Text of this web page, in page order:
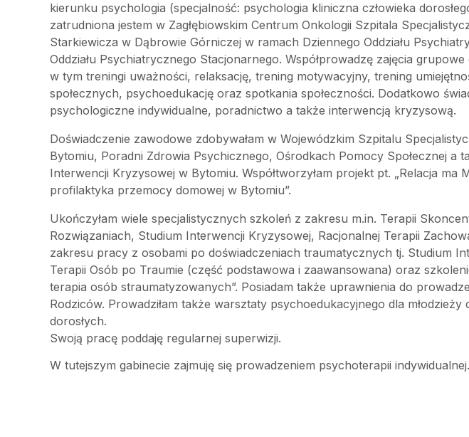
kierunku psychologia (specjalność: psychologia kliniczna człowieka
zatrudniona jestem w Zagłębiowskim Centrum Onkologii Szpitala
Starkiewicza w Dąbrowie Górniczej w ramach Dziennego Oddziału
Oddziału Psychiatrycznego Stacjonarnego. Współprowadzę zajęcia
w tym treningi uważności, relaksację, trening motywacyjny, trening
społecznych, psychoedukację oraz spotkania społeczności. Dodatkowo
psychologiczne indywidualne, poradnictwo a także interwencją kryzysową.
Doświadczenie zawodowe zdobywałam w Wojewódzkim Szpitalu
Bytomiu, Poradni Zdrowia Psychicznego, Ośrodkach Pomocy Społecznej a
Interwencji Kryzysowej w Bytomiu. Współtworzyłam projekt pt. „Relacja ma
profilaktyka przemocy domowej w Bytomiu”.
Ukończyłam wiele specjalistycznych szkoleń z zakresu m.in. Terapii
Rozwiązaniach, Studium Interwencji Kryzysowej, Racjonalnej Terapii
zakresu pracy z osobami po doświadczeniach traumatycznych tj. Studium
Terapii Osób po Traumie (część podstawowa i zaawansowana) oraz
terapia osób straumatyzowanych”. Posiadam także uprawnienia do
Rodziców. Prowadziłam także warsztaty psychoedukacyjnego dla młodzieży
dorosłych.
Swoją pracę poddaję regularnej superwizji.
W tutejszym gabinecie zajmuję się prowadzeniem psychoterapii indywidualnej.